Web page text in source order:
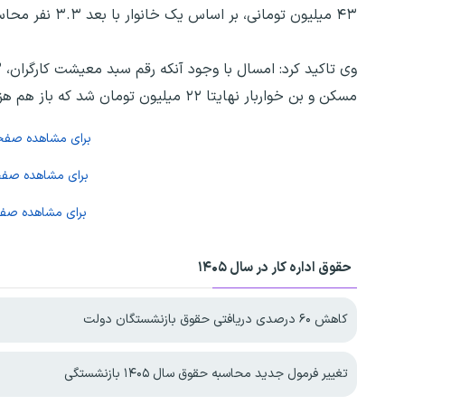
۴۳ میلیون تومانی، بر اساس یک خانوار با بعد ۳.۳ نفر محاسبه و درنظر گرفته شده و متاسفانه هیچ‌ سالی سبد معیشت کامل تحقق نیافته است.
مسکن و بن خواربار نهایتا ۲۲ میلیون تومان شد که باز هم هزینه معیشت کارگران را کامل پوشش نمی دهد.
برای مشاهده
برای مشاهده
برای مشاهده
حقوق اداره کار در سال ۱۴۰۵
کاهش ۶۰ درصدی دریافتی حقوق بازنشستگان دولت
تغییر فرمول جدید محاسبه حقوق سال ۱۴۰۵ بازنشستگی